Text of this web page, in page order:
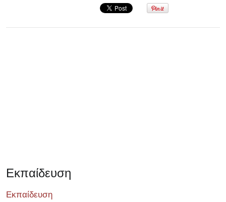
Εκπαίδευση
Εκπαίδευση